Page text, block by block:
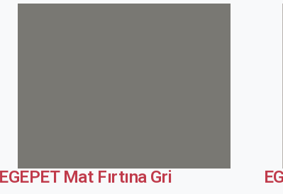
EGEPET Mat Fırtına Gri